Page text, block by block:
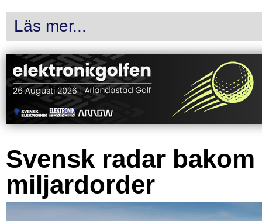
Läs mer...
Svensk radar bakom
miljardorder